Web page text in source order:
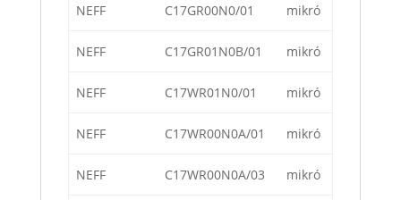
NEFF C17GR00N0/01 mikró
NEFF C17GR01N0B/01 mikró
NEFF C17WR01N0/01 mikró
NEFF C17WR00N0A/01 mikró
NEFF C17WR00N0A/03 mikró